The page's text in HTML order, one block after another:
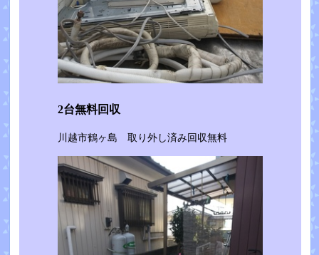
2台無料回収
川越市鶴ヶ島 取り外し済み回収無料